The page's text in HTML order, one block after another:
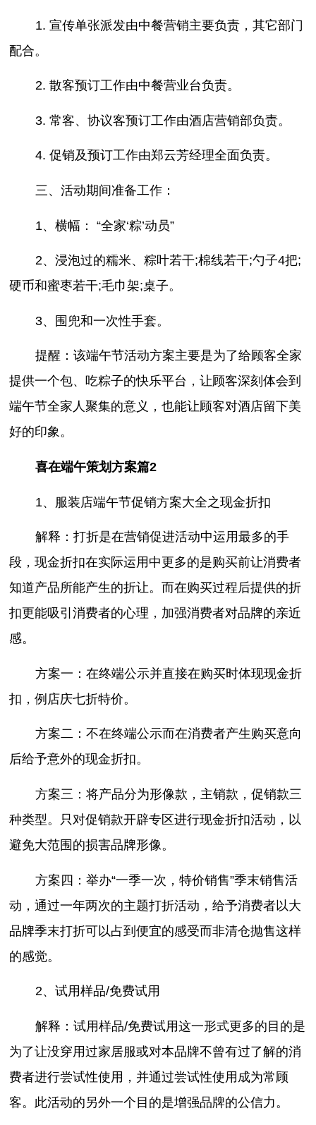
1. 宣传单张派发由中餐营销主要负责，其它部门
配合。
2. 散客预订工作由中餐营业台负责。
3. 常客、协议客预订工作由酒店营销部负责。
4. 促销及预订工作由郑云芳经理全面负责。
三、活动期间准备工作：
1、横幅： “全家‘粽’动员”
2、浸泡过的糯米、粽叶若干;棉线若干;勺子4把;
硬币和蜜枣若干;毛巾架;桌子。
3、围兜和一次性手套。
提醒：该端午节活动方案主要是为了给顾客全家
提供一个包、吃粽子的快乐平台，让顾客深刻体会到
端午节全家人聚集的意义，也能让顾客对酒店留下美
好的印象。
喜在端午策划方案篇2
1、服装店端午节促销方案大全之现金折扣
解释：打折是在营销促进活动中运用最多的手
段，现金折扣在实际运用中更多的是购买前让消费者
知道产品所能产生的折让。而在购买过程后提供的折
扣更能吸引消费者的心理，加强消费者对品牌的亲近
感。
方案一：在终端公示并直接在购买时体现现金折
扣，例店庆七折特价。
方案二：不在终端公示而在消费者产生购买意向
后给予意外的现金折扣。
方案三：将产品分为形像款，主销款，促销款三
种类型。只对促销款开辟专区进行现金折扣活动，以
避免大范围的损害品牌形像。
方案四：举办“一季一次，特价销售”季末销售活
动，通过一年两次的主题打折活动，给予消费者以大
品牌季末打折可以占到便宜的感受而非清仓抛售这样
的感觉。
2、试用样品/免费试用
解释：试用样品/免费试用这一形式更多的目的是
为了让没穿用过家居服或对本品牌不曾有过了解的消
费者进行尝试性使用，并通过尝试性使用成为常顾
客。此活动的另外一个目的是增强品牌的公信力。